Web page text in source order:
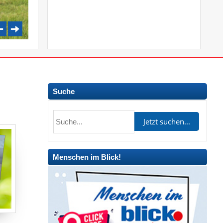
Suche
Menschen im Blick!